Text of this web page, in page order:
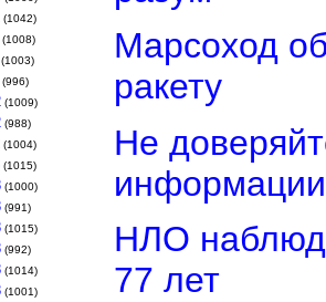
(1042)
(1008)
(1003)
(996)
(1009)
(988)
(1004)
(1015)
(1000)
(991)
(1015)
(992)
(1014)
(1001)
Марсоход
ракету
Не
информации
НЛО
77 лет